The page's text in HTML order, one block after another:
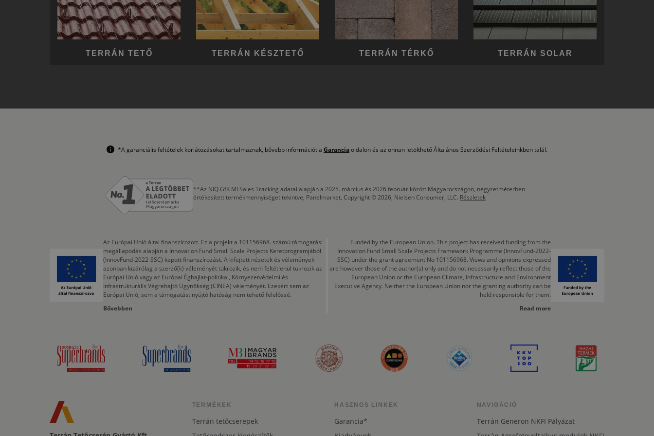
TERRÁN TETŐ TERRÁN KÉSZTETŐ TERRÁN TÉRKŐ TERRÁN SOLAR
*A garanciális feltételek korlátozásokat tartalmaznak, bővebb információt a Garanciaoldalon és az onnan letölthető Általános Szerződési Feltételeinkben talál.
**Az NIQ GfK MI Sales Tracking adatai alapján a 2025. március és 2026 február között Magyarországon, négyzetméterben
értékesített termékmennyiséget tekintve, Panelmarket, Copyright © 2026, Nielsen Consumer, LLC. Részletek
Az Európai Unió által finanszírozott. Ez a projekt a 101156968. számú támogatási
megállapodás alapján a Innovation Fund Small Scale Projects Keretprogramjából
(InnovFund-2022-SSC) kapott finanszírozást. A kifejtett nézetek és vélemények
azonban kizárólag a szerző(k) véleményét tükrözik, és nem feltétlenül tükrözik az
Európai Unió vagy az Európai Éghajlat-politikai, Környezetvédelmi és
Infrastrukturális Végrehajtó Ügynökség (CINEA) véleményét. Ezekért sem az
Európai Unió, sem a támogatást nyújtó hatóság nem tehető felelőssé.
Bővebben
Funded by the European Union. This project has received funding from the
Innovation Fund Small Scale Projects Framework Programme (InnovFund-2022-
SSC) under the grant agreement No 101156968. Views and opinions expressed
are however those of the author(s) only and do not necessarily reflect those of the
European Union or the European Climate, Infrastructure and Environment
Executive Agency. Neither the European Union nor the granting authority can be
held responsible for them.
Read more
TERMÉKEK
Terrán tetőcserepek
HASZNOS LINKEK
Garancia*
NAVIGÁCIÓ
Terrán Generon NKFI Pályázat